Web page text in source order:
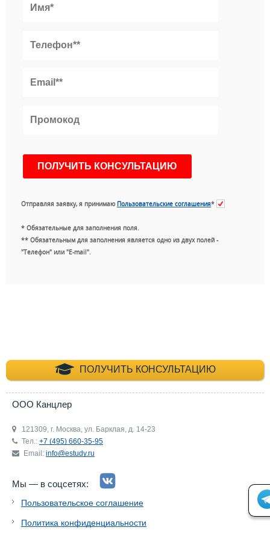
Отправляя заявку, я принимаю Пользовательские соглашения*
* Обязательные для заполнения поля.
** Обязательным для заполнения является одно из двух полей -
"Телефон" или "E-mail".
ПОЛУЧИТЬ КОНСУЛЬТАЦИЮ
+7 (495) 660-35-
ООО Канцлер
121309, г. Москва, ул. Барклая, д. 14-23
Тел.: +7 (495) 660-35-95
Email: info@estudy.ru
Мы — в соцсетях:
Пользовательское соглашение
Политика конфиденциальности